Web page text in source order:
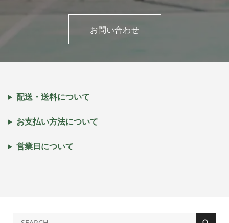
お問い合わせ
配送・送料について
お支払い方法について
営業日について